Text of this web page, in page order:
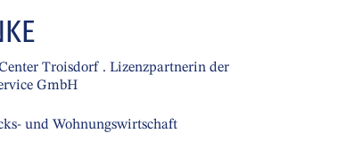
Troisdorf . Lizenzpartnerin der
GmbH
und Wohnungswirtschaft